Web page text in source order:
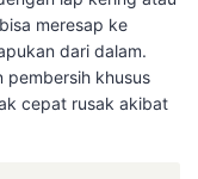
meresap ke
dari dalam.
pembersih khusus
cepat rusak akibat